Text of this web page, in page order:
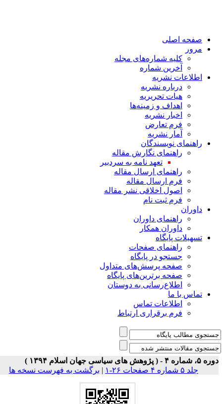
صفحه اصلی
مرور
کلیه شماره‌های مجله
آخرین شماره
اطلاعات نشریه
درباره نشریه
هیات تحریریه
اهداف و زمینه‌ها
اخبار نشریه
فرم تعارض
آمار نشریه
راهنمای نویسندگان
راهنمای نگارش مقاله
تعهد نامه به سردبیر
راهنمای ارسال مقاله
فرم ارسال مقاله
اصول اخلاقی نشر مقاله
فرم ثبت نام
داوران
راهنمای داوران
داوران همکار
تسهیلات پایگاه
راهنمای صفحات
جستجو در پایگاه
صفحه پرسش‌های متداول
صفحه برترین‌های پایگاه
اطلاع‌رسانی به دوستان
تماس با ما
اطلاعات تماس
فرم برقراری ارتباط
۴ - ( پژوهش های سیاسی جهان اسلام ۱۳۹۴ )
جلد ۵ شماره ۴ صفحات ۲۶-۱
| برگشت به فهرست نسخه ها